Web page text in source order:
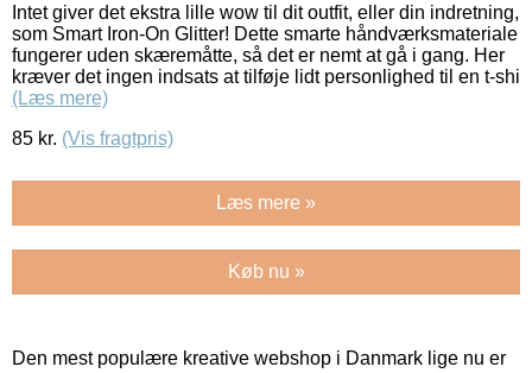
Intet giver det ekstra lille wow til dit outfit, eller din indretning,
som Smart Iron-On Glitter! Dette smarte håndværksmateriale
fungerer uden skæremåtte, så det er nemt at gå i gang. Her
kræver det ingen indsats at tilføje lidt personlighed til en t-shi
(Læs mere)
85 kr. (Vis fragtpris)
Læs mere »
Køb nu »
Den mest populære kreative webshop i Danmark lige nu er